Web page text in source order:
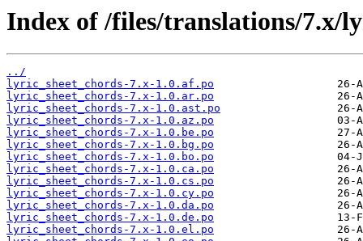
Index of /files/translations/7.x/
../
lyric_sheet_chords-7.x-1.0.af.po
lyric_sheet_chords-7.x-1.0.ar.po
lyric_sheet_chords-7.x-1.0.ast.po
lyric_sheet_chords-7.x-1.0.az.po
lyric_sheet_chords-7.x-1.0.be.po
lyric_sheet_chords-7.x-1.0.bg.po
lyric_sheet_chords-7.x-1.0.bo.po
lyric_sheet_chords-7.x-1.0.ca.po
lyric_sheet_chords-7.x-1.0.cs.po
lyric_sheet_chords-7.x-1.0.cy.po
lyric_sheet_chords-7.x-1.0.da.po
lyric_sheet_chords-7.x-1.0.de.po
lyric_sheet_chords-7.x-1.0.el.po